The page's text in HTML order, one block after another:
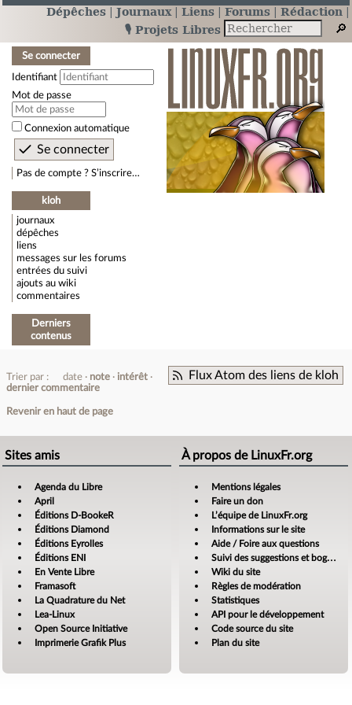
Dépêches Journaux Liens Forums
Rédaction
🎙️ Projets Libres
Se connecter
Identifiant
Mot de passe
Connexion automatique
Pas de compte ? S’inscrire…
kloh
journaux
dépêches
liens
messages sur les forums
entrées du suivi
ajouts au wiki
commentaires
Derniers
contenus
Flux Atom des liens de kloh
Trier par : date note
intérêt
dernier commentaire
Revenir en haut de page
Sites amis
Agenda du Libre
April
Éditions D-BookeR
Éditions Diamond
Éditions Eyrolles
Éditions ENI
En Vente Libre
Framasoft
La Quadrature du Net
Lea-Linux
Open Source Initiative
Imprimerie Grafik Plus
À propos de LinuxFr.org
Mentions légales
Faire un don
L’équipe de LinuxFr.org
Informations sur le site
Aide / Foire aux questions
Suivi des suggestions et bogues
Wiki du site
Règles de modération
Statistiques
API pour le développement
Code source du site
Plan du site